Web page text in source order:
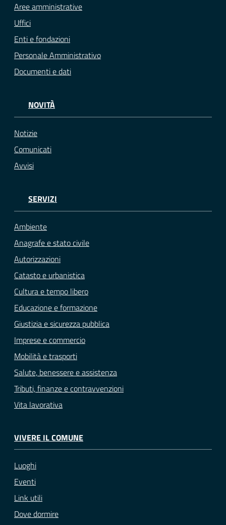
Aree amministrative
Uffici
Enti e fondazioni
Personale Amministrativo
Documenti e dati
NOVITÀ
Notizie
Comunicati
Avvisi
SERVIZI
Ambiente
Anagrafe e stato civile
Autorizzazioni
Catasto e urbanistica
Cultura e tempo libero
Educazione e formazione
Giustizia e sicurezza pubblica
Imprese e commercio
Mobilità e trasporti
Salute, benessere e assistenza
Tributi, finanze e contravvenzioni
Vita lavorativa
VIVERE IL COMUNE
Luoghi
Eventi
Link utili
Dove dormire